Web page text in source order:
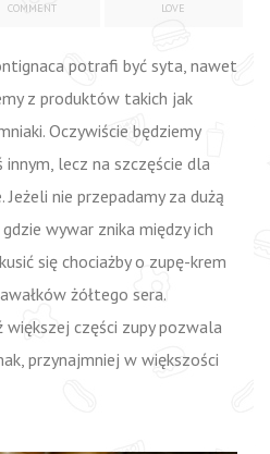
COMMENT LOVE
potrafi być syta, nawet
z produktów takich jak
Oczywiście będziemy
innym, lecz na szczęście dla
nie przepadamy za dużą
wywar znika między ich
się chociażby o zupę-krem
żółtego sera.
większej części zupy pozwala
przynajmniej w większości